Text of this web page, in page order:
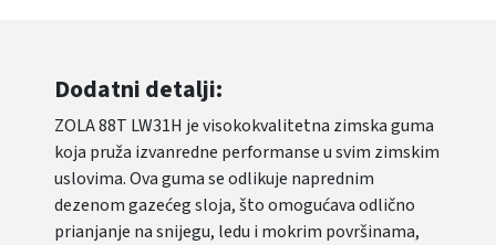
Dodatni detalji:
ZOLA 88T LW31H je visokokvalitetna zimska guma
koja pruža izvanredne performanse u svim zimskim
uslovima. Ova guma se odlikuje naprednim
dezenom gazećeg sloja, što omogućava odlično
prianjanje na snijegu, ledu i mokrim površinama,